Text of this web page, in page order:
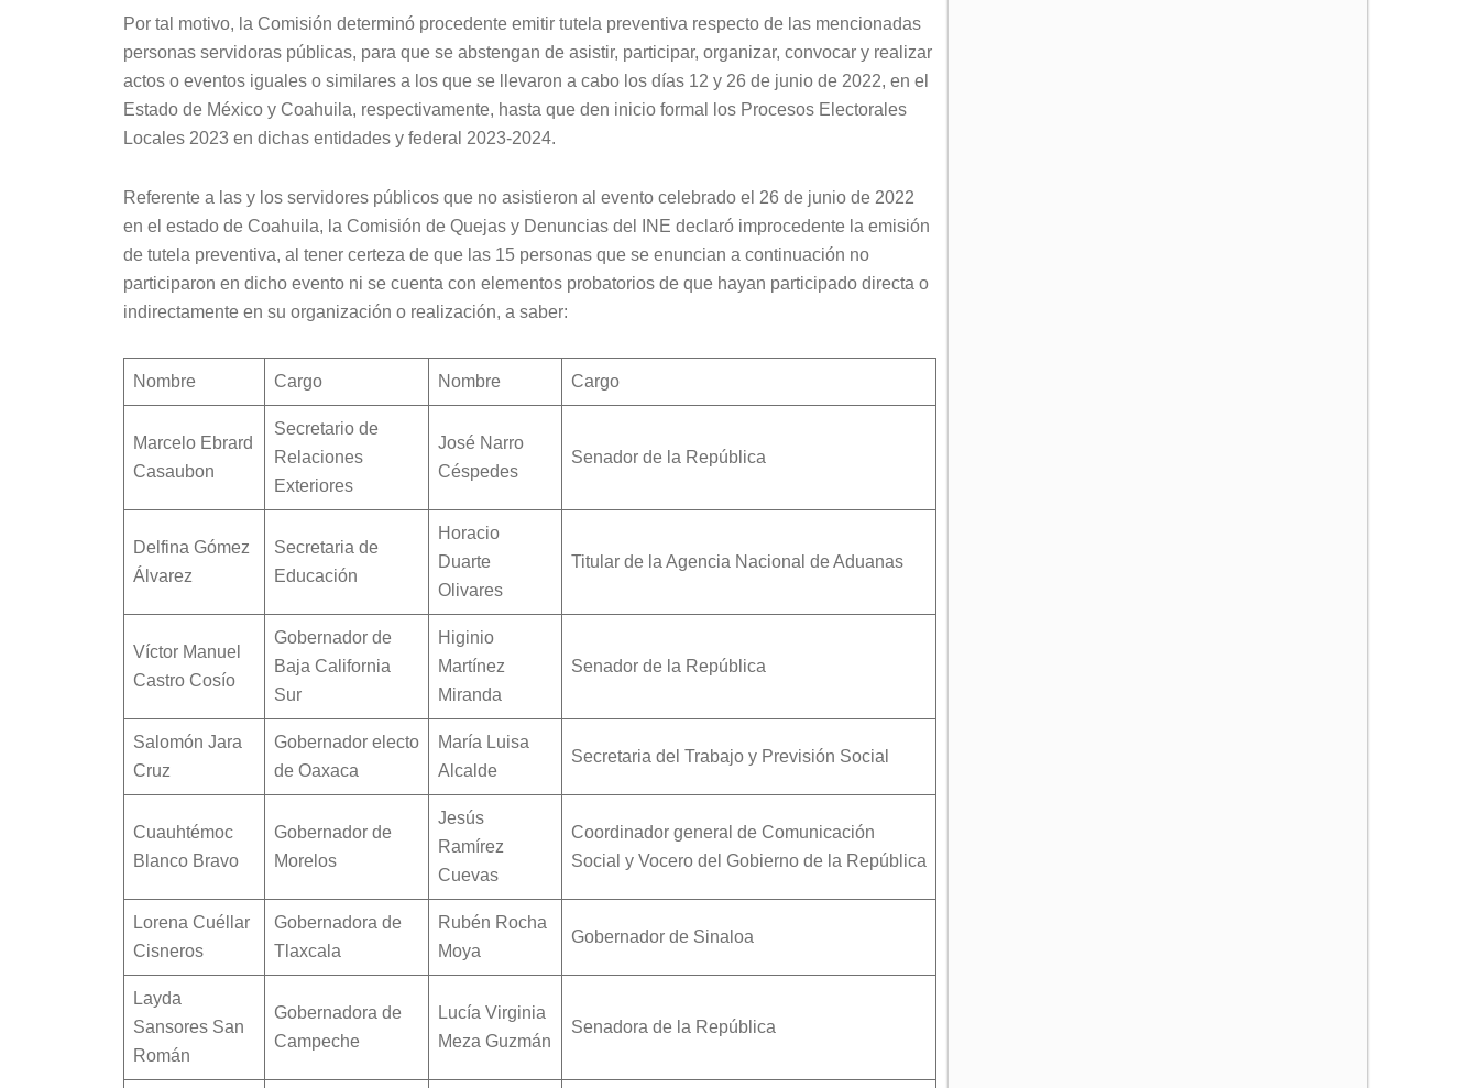
Por tal motivo, la Comisión determinó procedente emitir tutela preventiva respecto de las mencionadas
personas servidoras públicas, para que se abstengan de asistir, participar, organizar, convocar y realizar
actos o eventos iguales o similares a los que se llevaron a cabo los días 12 y 26 de junio de 2022, en el
Estado de México y Coahuila, respectivamente, hasta que den inicio formal los Procesos Electorales
Locales 2023 en dichas entidades y federal 2023-2024.
Referente a las y los servidores públicos que no asistieron al evento celebrado el 26 de junio de 2022
en el estado de Coahuila, la Comisión de Quejas y Denuncias del INE declaró improcedente la emisión
de tutela preventiva, al tener certeza de que las 15 personas que se enuncian a continuación no
participaron en dicho evento ni se cuenta con elementos probatorios de que hayan participado directa o
indirectamente en su organización o realización, a saber:
Nombre Cargo Nombre Cargo
Marcelo Ebrard
Casaubon
Secretario de
Relaciones
Exteriores
José Narro
Céspedes
Senador de la República
Delfina Gómez
Álvarez
Secretaria de
Educación
Horacio
Duarte
Olivares
Titular de la Agencia Nacional de Aduanas
Víctor Manuel
Castro Cosío
Gobernador de
Baja California
Sur
Higinio
Martínez
Miranda
Senador de la República
Salomón Jara
Cruz
Gobernador electo
de Oaxaca
María Luisa
Alcalde
Secretaria del Trabajo y Previsión Social
Cuauhtémoc
Blanco Bravo
Gobernador de
Morelos
Jesús
Ramírez
Cuevas
Coordinador general de Comunicación
Social y Vocero del Gobierno de la República
Lorena Cuéllar
Cisneros
Gobernadora de
Tlaxcala
Rubén Rocha
Moya
Gobernador de Sinaloa
Layda
Sansores San
Román
Gobernadora de
Campeche
Lucía Virginia
Meza Guzmán
Senadora de la República